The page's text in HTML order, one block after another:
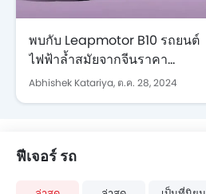
พบกับ Leapmotor B10 รถยนต์
ไฟฟ้าล้ำสมัยจากจีนราคา
ประหยัด
Abhishek Katariya, ต.ค. 28, 2024
ฟีเจอร์ รถ